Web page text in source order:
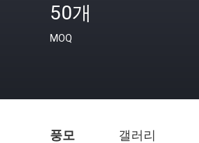
50개
MOQ
풍모 갤러리